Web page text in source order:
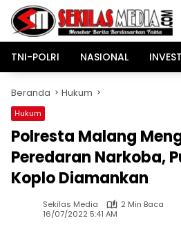
Langsung
konten
TNI-POLRI
NASIONAL
Beranda Hukum
Hukum
Polresta Malang
Peredaran Narkoba,
Koplo Diamankan
Sekilas Media
2 Min Baca
16/07/2022 5:41 AM